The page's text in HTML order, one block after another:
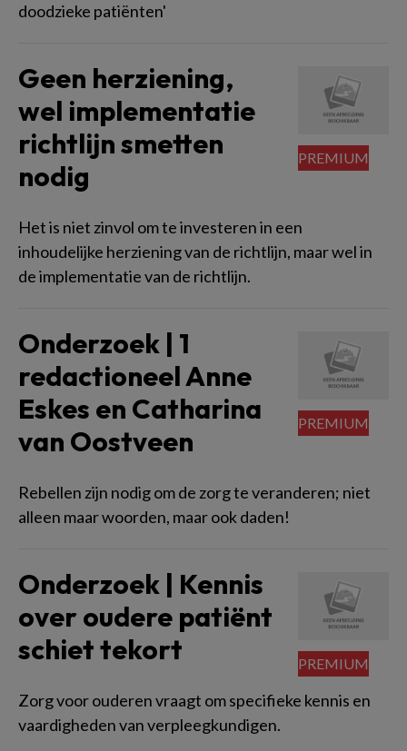
doodzieke patiënten'
Geen herziening,
wel implementatie
richtlijn smetten
nodig
Het is niet zinvol om te investeren in een
inhoudelijke herziening van de richtlijn, maar wel in
de implementatie van de richtlijn.
Onderzoek | 1
redactioneel Anne
Eskes en Catharina
van Oostveen
Rebellen zijn nodig om de zorg te veranderen; niet
alleen maar woorden, maar ook daden!
Onderzoek | Kennis
over oudere patiënt
schiet tekort
Zorg voor ouderen vraagt om specifieke kennis en
vaardigheden van verpleegkundigen.